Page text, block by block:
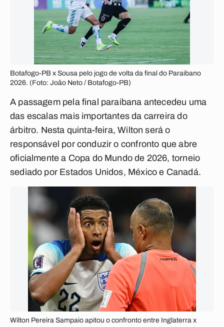
Botafogo-PB x Sousa pelo jogo de volta da final do Paraibano
2026. (Foto: João Neto / Botafogo-PB)
A passagem pela final paraibana antecedeu uma
das escalas mais importantes da carreira do
árbitro. Nesta quinta-feira, Wilton será o
responsável por conduzir o confronto que abre
oficialmente a Copa do Mundo de 2026, torneio
sediado por Estados Unidos, México e Canadá.
Wilton Pereira Sampaio apitou o confronto entre Inglaterra x